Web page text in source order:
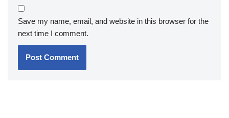
Save my name, email, and website in this browser for the
next time I comment.